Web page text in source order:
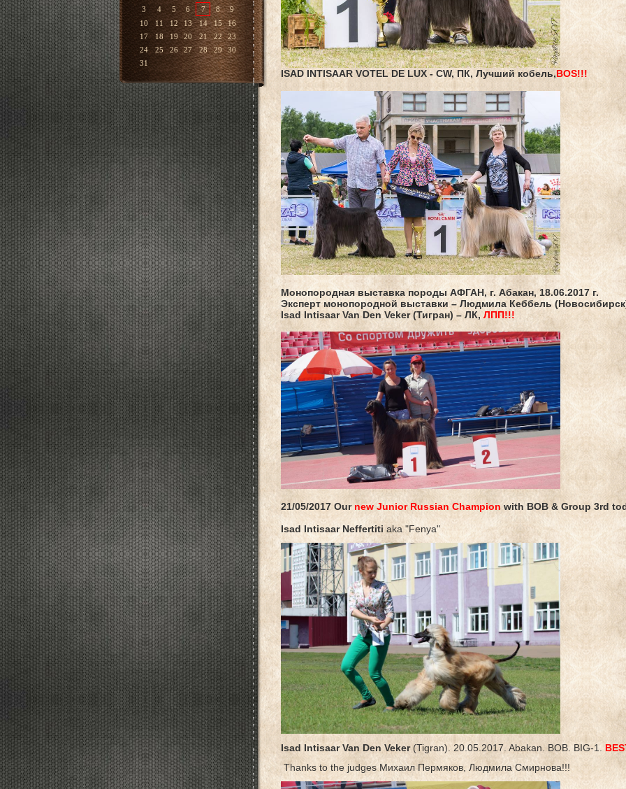
3
4 5 6 7 8
9
10
11 12 13 14 15
16
17
18 19 20 21 22
23
24
25 26 27 28 29
30
31
ISAD INTISAAR VOTEL DE LUX - CW, ПК, Лучший кобель,BOS!!!
Монопородная выставка породы АФГАН, г. Абакан, 18.06.2017 г.
Эксперт монопородной выставки – Людмила Кеббель
Isad Intisaar Van Den Veker(Тигран) – ЛК, ЛПП!!!
21/05/2017 Our new Junior Russian Championwith BOB & Group 3rd
Isad Intisaar Neffertitiaka "Fenya"
Isad Intisaar Van Den Veker(Tigran). 20.05.2017. Abakan. BOB. BIG-1.
Thanks to the judges Михаил Пермяков, Людмила Смирнова!!!